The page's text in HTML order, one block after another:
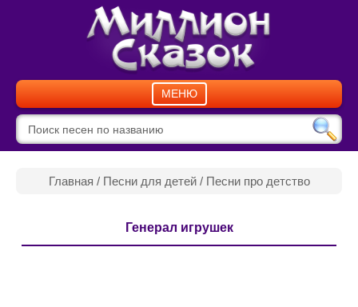
МЕНЮ
Главная / Песни для детей/ Песни про детство
Генерал игрушек